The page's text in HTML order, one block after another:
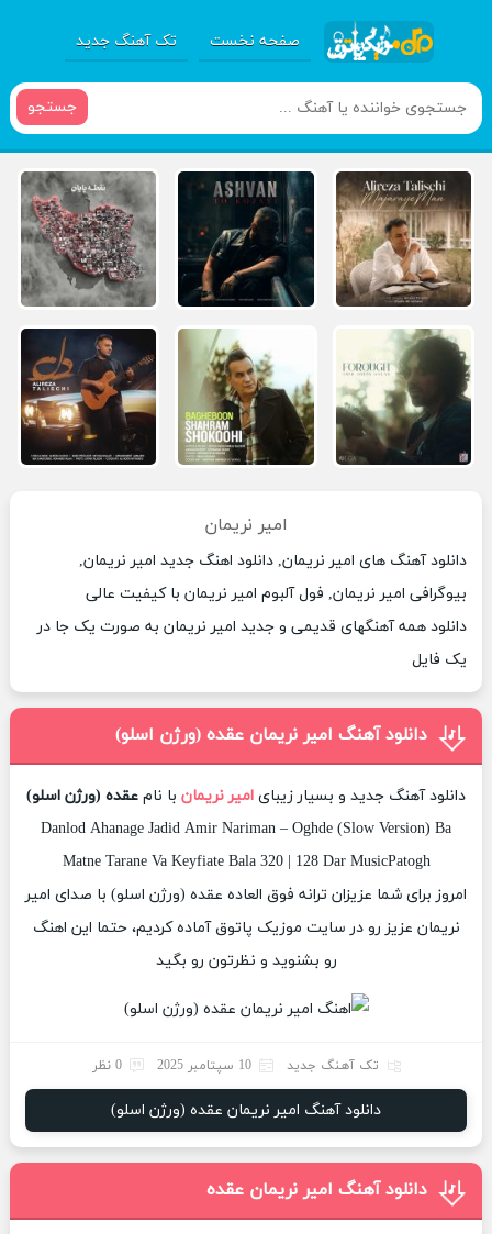
صفحه نخست تک آهنگ جدید
جستجو
امیر نریمان
دانلود آهنگ های امیر نریمان, دانلود اهنگ جدید امیر نریمان,
بیوگرافی امیر نریمان, فول آلبوم امیر نریمان با کیفیت عالی
دانلود همه آهنگهای قدیمی و جدید امیر نریمان به صورت یک جا در
یک فایل
دانلود آهنگ امیر نریمان عقده (ورژن اسلو)
دانلود آهنگ جدید و بسیار زیبای امیر نریمان با نام عقده (ورژن اسلو)
Danlod Ahanage Jadid Amir Nariman – Oghde (Slow Version) Ba
Matne Tarane Va Keyfiate Bala 320 | 128 Dar MusicPatogh
امروز برای شما عزیزان ترانه فوق العاده عقده (ورژن اسلو) با صدای امیر
نریمان عزیز رو در سایت موزیک پاتوق آماده کردیم، حتما این اهنگ
رو بشنوید و نظرتون رو بگید
تک آهنگ جدید 10 سپتامبر 2025 0 نظر
دانلود آهنگ امیر نریمان عقده (ورژن اسلو)
دانلود آهنگ امیر نریمان عقده